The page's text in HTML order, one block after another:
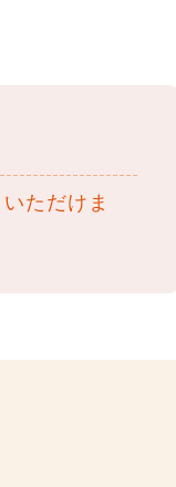
ただけま